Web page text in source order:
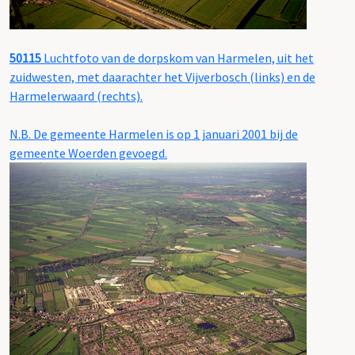
50115 Luchtfoto van de dorpskom van Harmelen, uit het
zuidwesten, met daarachter het Vijverbosch (links) en de
Harmelerwaard (rechts).
N.B. De gemeente Harmelen is op 1 januari 2001 bij de
gemeente Woerden gevoegd.